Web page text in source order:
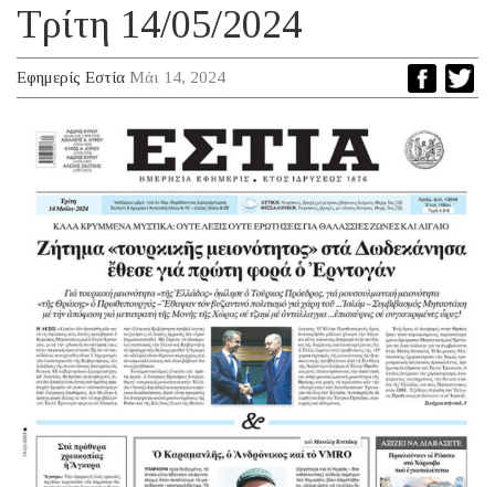
Τρίτη 14/05/2024
Εφημερίς Εστία Μάι 14, 2024